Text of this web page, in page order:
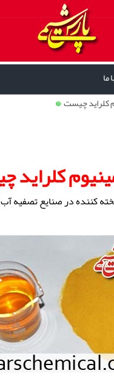
ما
کلراید چیست
کننده در صنایع